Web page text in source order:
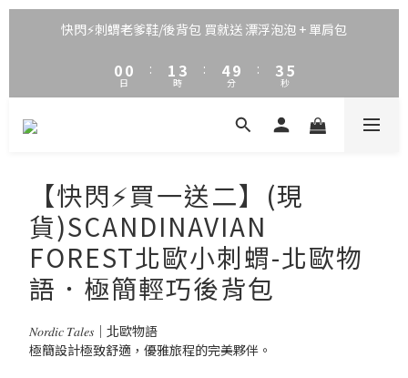
快閃⚡刺蝟老爹鞋/後背包 買就送 漂浮泡泡 + 單肩包
3
2
0
3
2
0
日
:
4
3
1
0
6
5
3
2
時
:
7
6
4
3
9
8
6
3
2
1
0
分
:
6
5
3
2
0
6
5
3
2
0
秒
【快閃⚡買一送二】(現
貨)SCANDINAVIAN
FOREST北歐小刺蝟-北歐物
語．極簡輕巧後背包
𝑁𝑜𝑟𝑑𝑖𝑐 𝑇𝑎𝑙𝑒𝑠｜北歐物語
極簡設計極致舒適，優雅旅程的完美夥伴。